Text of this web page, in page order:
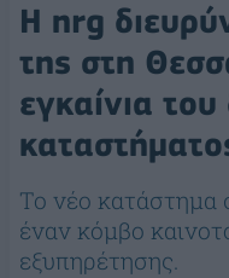
Η nrg
της στη
εγκαίνια
Το νέο κατάστημα
έναν κόμβο
εξυπηρέτησης.